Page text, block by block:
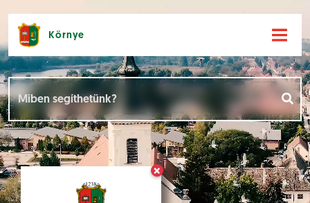
×
Környe
Hírek [
Események []
Dokumentumok []